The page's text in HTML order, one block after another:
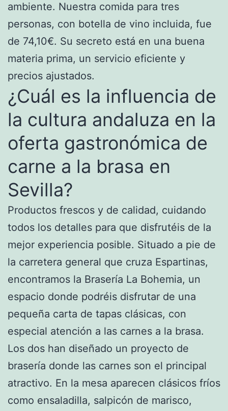
ambiente. Nuestra comida para tres
personas, con botella de vino incluida, fue
de 74,10€. Su secreto está en una buena
materia prima, un servicio eficiente y
precios ajustados.
¿Cuál es la influencia de
la cultura andaluza en la
oferta gastronómica de
carne a la brasa en
Sevilla?
Productos frescos y de calidad, cuidando
todos los detalles para que disfrutéis de la
mejor experiencia posible. Situado a pie de
la carretera general que cruza Espartinas,
encontramos la Brasería La Bohemia, un
espacio donde podréis disfrutar de una
pequeña carta de tapas clásicas, con
especial atención a las carnes a la brasa.
Los dos han diseñado un proyecto de
brasería donde las carnes son el principal
atractivo. En la mesa aparecen clásicos fríos
como ensaladilla, salpicón de marisco,